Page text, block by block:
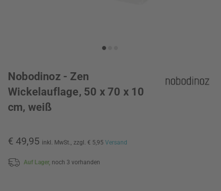
Nobodinoz - Zen
Wickelauflage, 50 x 70 x 10
cm, weiß
€ 49,95 inkl. MwSt., zzgl. € 5,95 Versand
Auf Lager, noch 3 vorhanden